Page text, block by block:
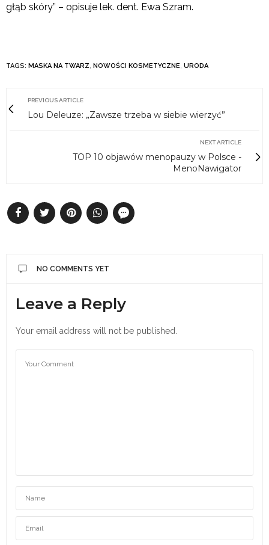
głąb skóry” – opisuje lek. dent. Ewa Szram.
TAGS: MASKA NA TWARZ, NOWOŚCI KOSMETYCZNE, URODA
PREVIOUS ARTICLE
Lou Deleuze: „Zawsze trzeba w siebie wierzyć”
NEXT ARTICLE
TOP 10 objawów menopauzy w Polsce -
MenoNawigator
NO COMMENTS YET
Leave a Reply
Your email address will not be published.